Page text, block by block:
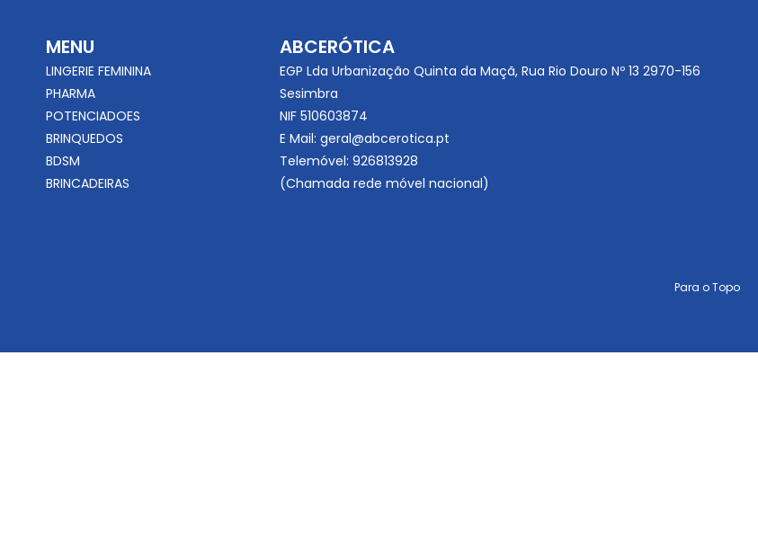
MENU
LINGERIE FEMININA
PHARMA
POTENCIADOES
BRINQUEDOS
BDSM
BRINCADEIRAS
ABCERÓTICA
EGP Lda Urbanização Quinta da Maçã, Rua Rio Douro Nº 13 2970-156
Sesimbra
NIF 510603874
E Mail:geral@abcerotica.pt
Telemóvel:926813928
(Chamada rede móvel nacional)
Para o Topo